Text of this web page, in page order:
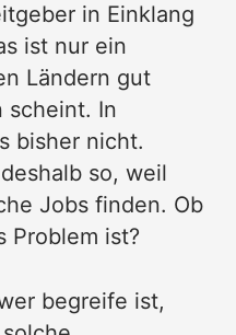
in Einklang
ist nur ein
Ländern gut
scheint. In
bisher nicht.
so, weil
Jobs finden. Ob
Problem ist?
begreife ist,